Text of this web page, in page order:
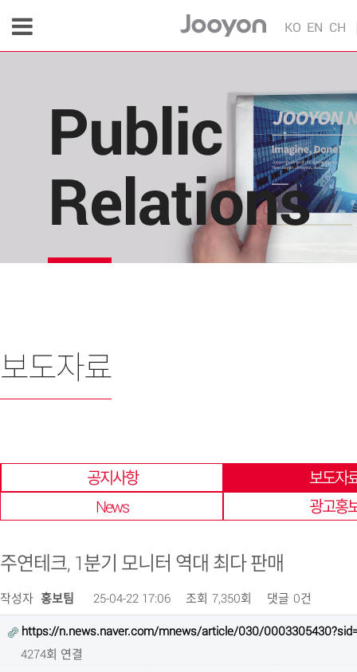
KO EN CH
Public
Relations
편리하게
한 곳에 모아 확인 할 수 있습니다.
보도자료
공지사항
보도자
News
광고홍
주연테크, 1분기 모니터 역대 최다 판매
작성자 홍보팀 25-04-22 17:06 조회 7,350회 댓글 0건
https://n.news.naver.com/mnews/article/030/
4274회 연결